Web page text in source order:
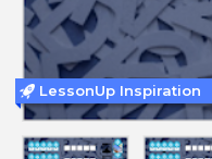
LessonUp Inspiration